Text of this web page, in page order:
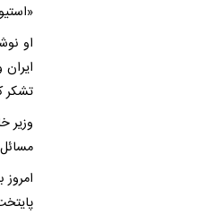
او
تشکر
وزیر